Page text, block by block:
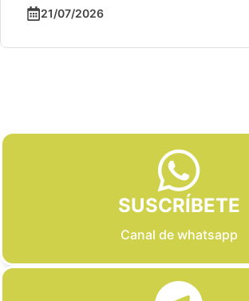
21/07/2026
SUSCRÍBETE
Canal de whatsapp